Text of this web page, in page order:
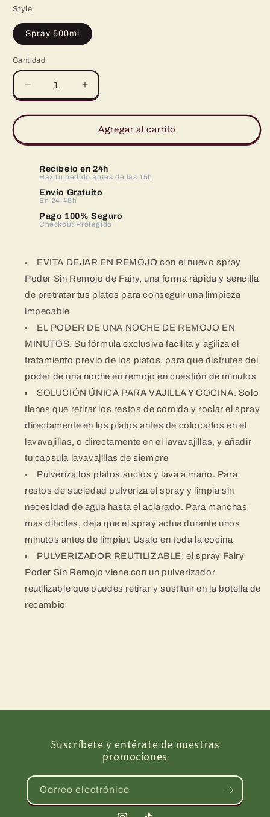
Style
Spray 500ml
Cantidad
Reducir
cantidad
para
Poder
Spray
Evita
Apto
Lavavajillas,
a
y
Superficies
Aumentar
cantidad
para
Fairy
Poder
en
1
Spray
Evita
el
Apto
Lavavajillas,
a
Superficies
Agregar al carrito
Recíbelo en 24h
Haz tu pedido antes de las 15h
Envío Gratuito
En 24-48h
Pago 100% Seguro
Checkout Protegido
EVITA DEJAR EN REMOJO con el nuevo spray
Poder Sin Remojo de Fairy, una forma rápida y sencilla
de pretratar tus platos para conseguir una limpieza
impecable
EL PODER DE UNA NOCHE DE REMOJO EN
MINUTOS. Su fórmula exclusiva facilita y agiliza el
tratamiento previo de los platos, para que disfrutes del
poder de una noche en remojo en cuestión de minutos
SOLUCIÓN ÚNICA PARA VAJILLA Y COCINA. Solo
tienes que retirar los restos de comida y rociar el spray
directamente en los platos antes de colocarlos en el
lavavajillas, o directamente en el lavavajillas, y añadir
tu capsula lavavajillas de siempre
Pulveriza los platos sucios y lava a mano. Para
restos de suciedad pulveriza el spray y limpia sin
necesidad de agua hasta el aclarado. Para manchas
mas difi­ciles, deja que el spray actue durante unos
minutos antes de limpiar. Usalo en toda la cocina
PULVERIZADOR REUTILIZABLE: el spray Fairy
Poder Sin Remojo viene con un pulverizador
reutilizable que puedes retirar y sustituir en la botella de
recambio
Suscríbete y entérate de nuestras
promociones
Correo electrónico